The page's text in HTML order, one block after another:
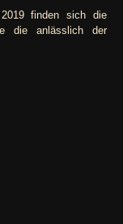
finden sich die
die anlässlich der